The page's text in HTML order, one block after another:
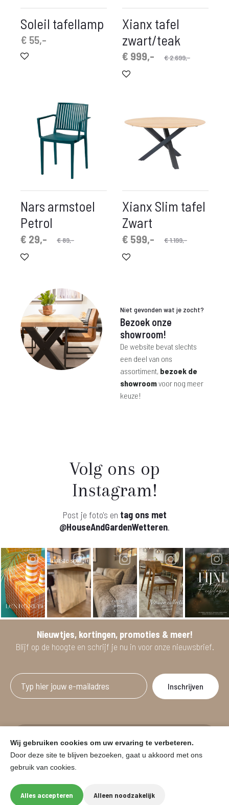
Soleil tafellamp
€ 55,-
Xianx tafel
zwart/teak
€2.699,-
Oorspronkelijke
€ 999,-
Huidige
prijs
Nars armstoel
Petrol
€89,-
€ 29,-
prijs
Xianx Slim tafel
Zwart
€1.199,-
Oorspronkelijke
€ 599,-
Huidige
prijs
Niet gevonden wat je zocht?
Bezoek onze
showroom!
De website bevat slechts
een deel van ons
assortiment, bezoek de
showroomvoor nog meer
keuze!
Volg ons op
Instagram!
Post je foto's en tag ons met
@HouseAndGardenWetteren.
Nieuwtjes, kortingen, promoties & meer!
Blijf op de hoogte en schrijf je nu in voor onze nieuwsbrief.
vanaf minimum 2 willekeurige artikelen.
Onder voorbehoud van prijswijzigingen in de winkel en typfouten.
Wij gebruiken cookies om uw ervaring te verbeteren.
Door deze site te blijven bezoeken, gaat u akkoord met ons
gebruik van cookies.
Alles accepteren Alleen noodzakelijk